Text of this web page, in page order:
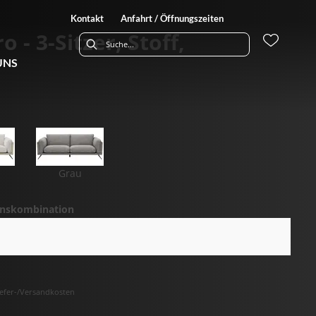
Kontakt Anfahrt / Öffnungszeiten
- 3-Sitzer, Stoff,
Grau
Versandkosten